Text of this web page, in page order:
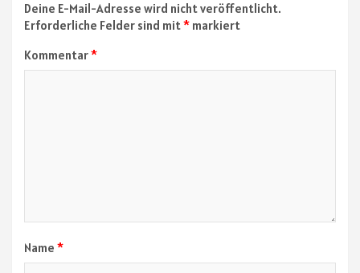
Deine E-Mail-Adresse wird nicht veröffentlicht.
Erforderliche Felder sind mit* markiert
Kommentar*
Name *